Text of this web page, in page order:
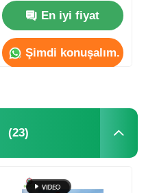
En iyi fiyat
Şimdi konuşalım.
(23)